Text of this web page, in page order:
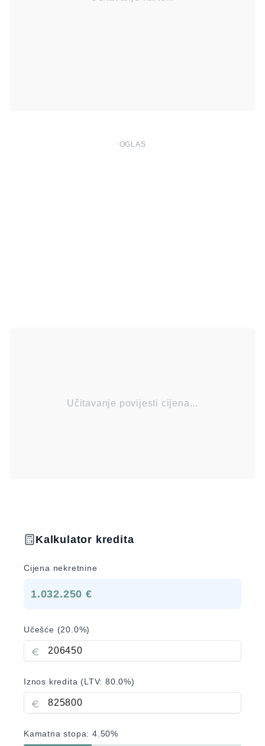
OGLAS
Učitavanje povijesti cijena...
Kalkulator kredita
Cijena nekretnine
1.032.250 €
Učešće (20.0%)
Iznos kredita (LTV:80.0%)
Kamatna stopa:4.50%